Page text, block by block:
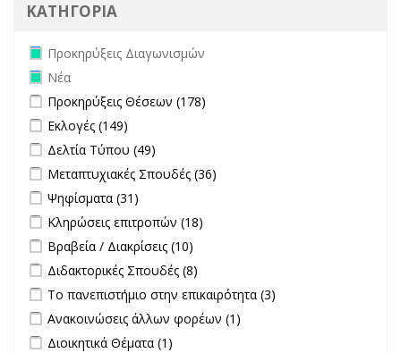
ΚΑΤΗΓΟΡΙΑ
Remove Προκηρύξεις Διαγωνισμών filter
Προκηρύξεις Διαγωνισμών
Remove Νέα filter
Νέα
Apply Προκηρύξεις Θέσεων filter
Προκηρύξεις Θέσεων (178)
Apply Εκλογές filter
Εκλογές (149)
Apply Δελτία Τύπου filter
Δελτία Τύπου (49)
Apply Μεταπτυχιακές Σπουδές filter
Μεταπτυχιακές Σπουδές (36)
Apply Ψηφίσματα filter
Ψηφίσματα (31)
Apply Κληρώσεις επιτροπών filter
Κληρώσεις επιτροπών (18)
Apply Βραβεία / Διακρίσεις filter
Βραβεία / Διακρίσεις (10)
Apply Διδακτορικές Σπουδές filter
Διδακτορικές Σπουδές (8)
Apply Το πανεπιστήμιο στην επικαιρότητα filter
Το πανεπιστήμιο στην επικαιρότητα (3)
Apply Ανακοινώσεις άλλων φορέων filter
Ανακοινώσεις άλλων φορέων (1)
Apply Διοικητικά Θέματα filter
Διοικητικά Θέματα (1)